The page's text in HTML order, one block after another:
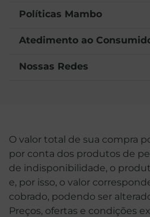
Políticas Mambo
Atedimento ao
Nossas Redes
O valor total de sua compra
por conta dos produtos de
de indisponibilidade, o
e, por isso, o valor
cobrado, podendo ser
Preços, ofertas e condições